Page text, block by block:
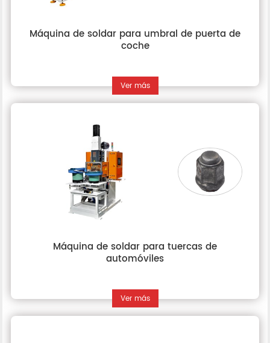
Máquina de soldar para umbral de puerta de
coche
Ver más
Máquina de soldar para tuercas de
automóviles
Ver más